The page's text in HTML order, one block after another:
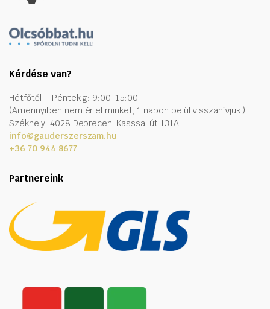
Kérdése van?
Hétfőtől – Péntekig: 9:00-15:00
(Amennyiben nem ér el minket, 1 napon belül visszahívjuk.)
Székhely: 4028 Debrecen, Kasssai út 131A.
info@gauderszerszam.hu
+36 70 944 8677
Partnereink